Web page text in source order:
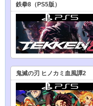
鉄拳8（PS5版）
鬼滅の刃 ヒノカミ血風譚2